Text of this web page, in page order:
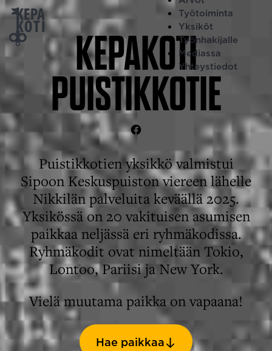
Siirry
suoraan
sisältöön
Työtoiminta
Yksiköt
Työnhakijalle
Mediassa
Yhteystiedot
KEPAKOTI
PUISTIKKOTIE
Kepakoti
Puistikkotie
Facebook
Puistikkotien yksikkö valmistui
Sipoon Keskuspuiston viereen lähelle
Nikkilän palveluita keväällä 2025.
Yksikössä on 20 vakituisen asumisen
paikkaa neljässä eri ryhmäkodissa.
Ryhmäkodit ovat nimeltään Tokio,
Lontoo, Pariisi ja New York.
Vielä muutama paikka on vapaana!
Hae paikkaa